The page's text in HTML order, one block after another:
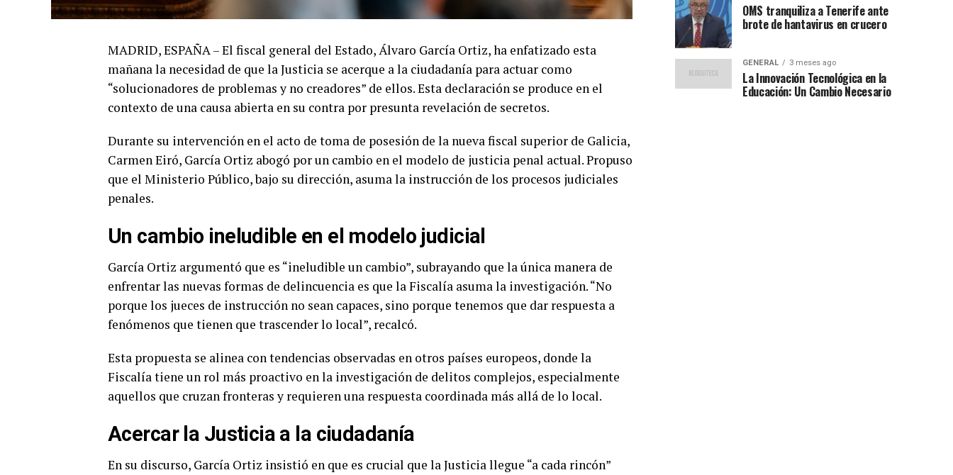
MADRID, ESPAÑA – El fiscal general del Estado, Álvaro García Ortiz, ha enfatizado esta
mañana la necesidad de que la Justicia se acerque a la ciudadanía para actuar como
“solucionadores de problemas y no creadores” de ellos. Esta declaración se produce en el
contexto de una causa abierta en su contra por presunta revelación de secretos.
Durante su intervención en el acto de toma de posesión de la nueva fiscal superior de Galicia,
Carmen Eiró, García Ortiz abogó por un cambio en el modelo de justicia penal actual. Propuso
que el Ministerio Público, bajo su dirección, asuma la instrucción de los procesos judiciales
penales.
Un cambio ineludible en el modelo judicial
García Ortiz argumentó que es “ineludible un cambio”, subrayando que la única manera de
enfrentar las nuevas formas de delincuencia es que la Fiscalía asuma la investigación. “No
porque los jueces de instrucción no sean capaces, sino porque tenemos que dar respuesta a
fenómenos que tienen que trascender lo local”, recalcó.
Esta propuesta se alinea con tendencias observadas en otros países europeos, donde la
Fiscalía tiene un rol más proactivo en la investigación de delitos complejos, especialmente
aquellos que cruzan fronteras y requieren una respuesta coordinada más allá de lo local.
Acercar la Justicia a la ciudadanía
En su discurso, García Ortiz insistió en que es crucial que la Justicia llegue “a cada rincón”
OMS tranquiliza a Tenerife ante
brote de hantavirus en crucero
GENERAL 3 meses ago
La Innovación Tecnológica en la
Educación: Un Cambio Necesario